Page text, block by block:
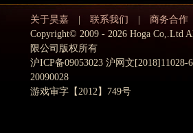
关于昊嘉 | 联系我们 | 商务合作
Copyright© 2009 - 2026 Hoga Co,.Ltd
限公司版权所有
沪ICP备09053023 沪网文
20090028
游戏审字【2012】749号